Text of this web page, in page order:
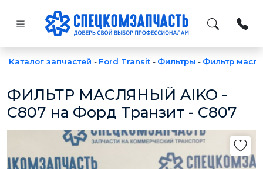
Каталог запчастей - Ford Transit - Фильтры - Фильтр
ФИЛЬТР МАСЛЯНЫЙ AIKO -
C807 на Форд Транзит - C807